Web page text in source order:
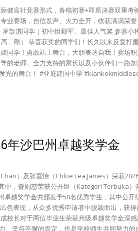
健言社竞赛形式，备稿初赛+即席决赛双重考
业赛场，自信发声、火力全开，收获满满荣
歆淇同学｜初中组殿军、最佳人气奖 参赛小
二刚） 恭喜获奖的同学们！长久以来反复打
同学！勇敢站上舞台，大胆表达自我！赛场
的老师、全力支持的家长以及小伙伴们一路
光的舞台！ #亚庇建国中学
年沙巴州卓越奖学金
）及张嘉怡（Chloe Lea James）荣获
，曾则慈荣获公开组（Kategori Terbuka）
越奖学金共颁发予50名优秀学生，其中公开
色表现，从众多优秀申请者中脱颖而出，获
校长对于两位毕业生荣获州级卓越奖学金深
坚持不懈的肯定，也是学校师生共同努力的